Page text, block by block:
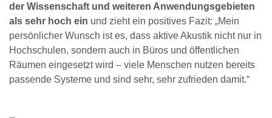
der Wissenschaft und weiteren Anwendungsgebieten
als sehr hoch ein und zieht ein positives Fazit: „Mein
persönlicher Wunsch ist es, dass aktive Akustik nicht nur in
Hochschulen, sondern auch in Büros und öffentlichen
Räumen eingesetzt wird – viele Menschen nutzen bereits
passende Systeme und sind sehr, sehr zufrieden damit.“